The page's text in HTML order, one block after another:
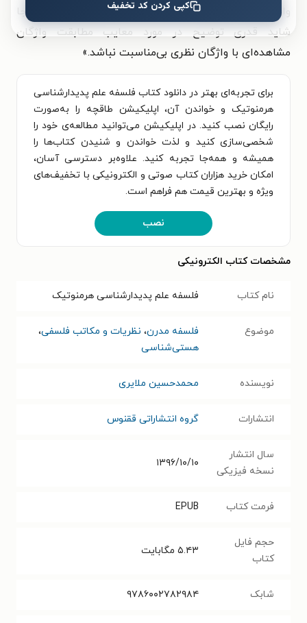
وادینگتن، قرار گرفته است (Heelan ۱۹۶۷, ۴۰۷). در این‌جا
شاید قدری توضیح در مورد معایب مطابقت واژگان
مشاهده‌ای با واژگان نظری بی‌مناسبت نباشد.»
برای تجربه‌ای بهتر در دانلود کتاب فلسفه علم پدیدارشناسی
هرمنوتیک و خواندن آن، اپلیکیشن طاقچه را به‌صورت
رایگان نصب کنید. در اپلیکیشن می‌توانید مطالعه‌ی خود را
شخصی‌سازی کنید و لذت خواندن و شنیدن کتاب‌ها را
همیشه و همه‌جا تجربه کنید. علاوه‌بر دسترسی آسان،
امکان خرید هزاران کتاب صوتی و الکترونیکی با تخفیف‌های
ویژه و بهترین قیمت هم فراهم است.
نصب
مشخصات کتاب الکترونیکی
نام کتاب فلسفه علم پدیدارشناسی هرمنوتیک
موضوع فلسفه مدرن، نظریات و مکاتب فلسفی،
هستی‌شناسی
نویسنده محمدحسین ملایری
انتشارات گروه انتشاراتی ققنوس
سال انتشار
نسخه فیزیکی
۱۳۹۶/۱۰/۱۰
فرمت کتاب EPUB
حجم فایل
کتاب
۵.۴۳ مگابایت
شابک ۹۷۸۶۰۰۲۷۸۲۹۸۴
کپی کردن کد تخفیف